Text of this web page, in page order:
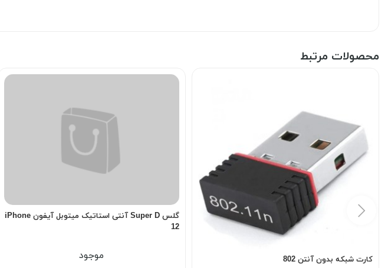
محصولات مرتبط
کارت شبکه بدون آنتن 802
گلس Super D آنتی استاتیک میتوبل آیفون iPhone
12
موجود